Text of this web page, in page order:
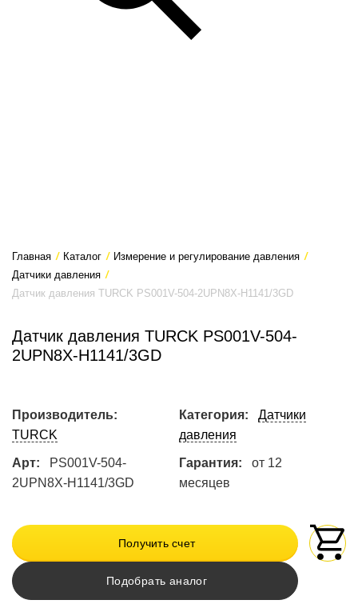
Главная / Каталог / Измерение и регулирование давления /
Датчики давления /
Датчик давления TURCK PS001V-504-2UPN8X-H1141/3GD
Датчик давления TURCK PS001V-504-
2UPN8X-H1141/3GD
Производитель:
TURCK
Категория:
Датчики
давления
Арт:
PS001V-504-
2UPN8X-H1141/3GD
Гарантия:
от 12
месяцев
Получить счет
Подобрать аналог